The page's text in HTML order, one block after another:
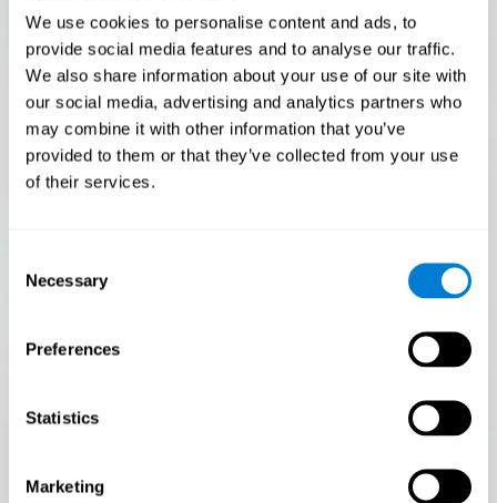
We use cookies to personalise content and ads, to
provide social media features and to analyse our traffic.
We also share information about your use of our site with
our social media, advertising and analytics partners who
may combine it with other information that you’ve
provided to them or that they’ve collected from your use
of their services.
Selection
Necessary
Preferences
Statistics
Marketing
يبدأ
Flash Finder؟
الاختبار النهائي لسرعتك ودقتك! هل يمكنك مواكبة الوتيرة؟ هل
الارتقاء إلى مستوى التحدي في Flash Finder!